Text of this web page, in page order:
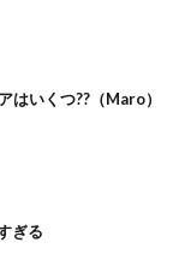
はいくつ??（Maro）
ぎる